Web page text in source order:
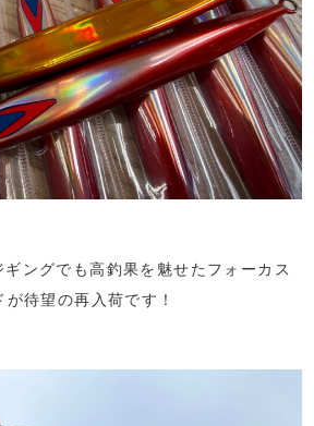
ングでも高釣果を魅せたフォーカス
待望の再入荷です！